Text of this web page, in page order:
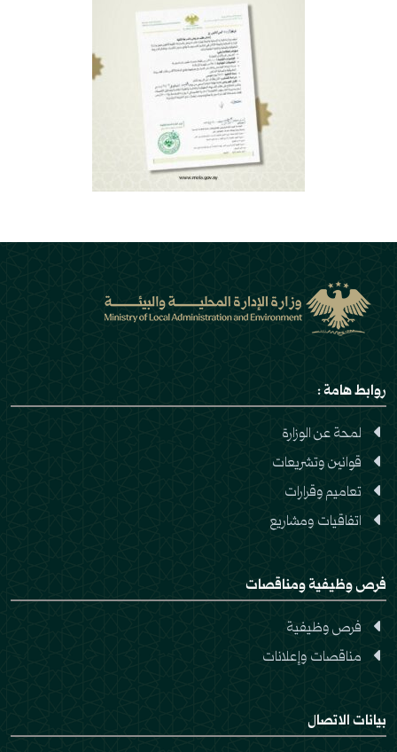
روابط هامة :
لمحة عن الوزارة
قوانين وتشريعات
تعاميم وقرارات
اتفاقيات ومشاريع
فرص وظيفية ومناقصات
فرص وظيفية
مناقصات وإعلانات
بيانات الاتصال